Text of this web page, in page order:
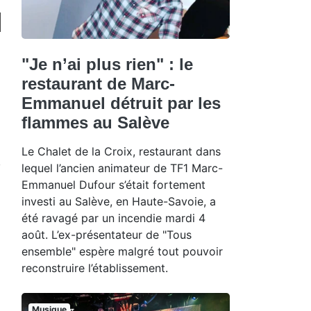
"Je n’ai plus rien" : le
restaurant de Marc-
Emmanuel détruit par les
flammes au Salève
Le Chalet de la Croix, restaurant dans
lequel l’ancien animateur de TF1 Marc-
Emmanuel Dufour s’était fortement
investi au Salève, en Haute-Savoie, a
été ravagé par un incendie mardi 4
août. L’ex-présentateur de "Tous
ensemble" espère malgré tout pouvoir
reconstruire l’établissement.